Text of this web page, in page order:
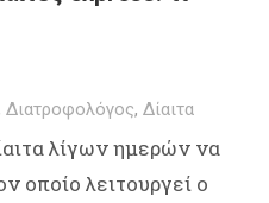
Διατροφολόγος, Δίαιτα
λίγων ημερών να
οποίο λειτουργεί ο